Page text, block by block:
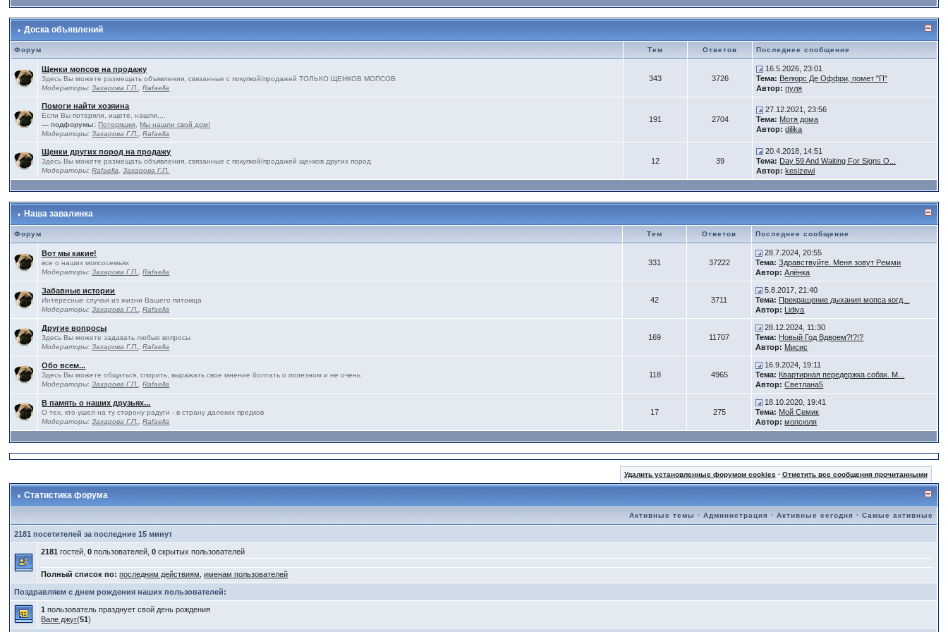
Доска объявлений
Форум Тем Ответов Последнее сообщение
Щенки мопсов на продажу
Здесь Вы можете размещать объявления, связанные с покупкой/продажей ТОЛЬКО ЩЕНКОВ МОПСОВ
Модераторы:Захарова Г.П. ,Rafaella
343 3726
16.5.2026, 23:01
Тема: Велюрс Де Оффри, помет "П"
Автор: пуля
Помоги найти хозяина
Если Вы потеряли, ищете, нашли....
— подфорумы: Потеряшки ,Мы нашли свой дом!
Модераторы:Захарова Г.П. ,Rafaella
191 2704
27.12.2021, 23:56
Тема: Мотя дома
Автор: dilika
Щенки других пород на продажу
Здесь Вы можете размещать объявления, связанные с покупкой/продажей щенков других пород
Модераторы:Rafaella ,Захарова Г.П.
12 39
20.4.2018, 14:51
Тема: Day 59 And Waiting For Signs O...
Автор: kesizewi
Наша завалинка
Форум Тем Ответов Последнее сообщение
Вот мы какие!
все о наших мопсосемьях
Модераторы:Захарова Г.П. ,Rafaella
331 37222
28.7.2024, 20:55
Тема: Здравствуйте. Меня зовут Ремми
Автор: Алёнка
Забавные истории
Интересные случаи из жизни Вашего питомца
Модераторы:Захарова Г.П. ,Rafaella
42 3711
5.8.2017, 21:40
Тема: Прекращение дыхания мопса когд...
Автор: Lidiya
Другие вопросы
Здесь Вы можете задавать любые вопросы
Модераторы:Захарова Г.П. ,Rafaella
169 11707
28.12.2024, 11:30
Тема: Новый Год Вдвоем?!?!?
Автор: Мисис
Обо всем...
Здесь Вы можете общаться, спорить, выражать свое мнение болтать о полезном и не очень
Модераторы:Захарова Г.П. ,Rafaella
118 4965
16.9.2024, 19:11
Тема: Квартирная передержка собак. М...
Автор: Светлана5
В память о наших друзьях...
О тех, кто ушел на ту сторону радуги - в страну далеких предков
Модераторы:Захарова Г.П. ,Rafaella
17 275
18.10.2020, 19:41
Тема: Мой Семик
Автор: мопсюля
Удалить установленные форумом cookies · Отметить все сообщения прочитанными
Статистика форума
Активные темы ·Администрация ·Активные сегодня ·Самые активные
2181 посетителей за последние 15 минут
2181 гостей,0 пользователей,0 скрытых пользователей
Полный список по: последним действиям ,именам пользователей
Поздравляем с днем рождения наших пользователей:
1 пользователь празднует свой день рождения
Вале джуг(51)